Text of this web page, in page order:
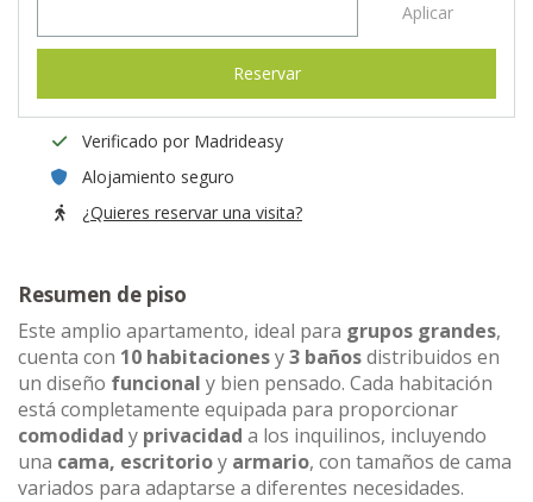
Aplicar
Reservar
Verificado por Madrideasy
Alojamiento seguro
¿Quieres reservar una visita?
Resumen de piso
Este amplio apartamento, ideal para grupos grandes,
cuenta con 10 habitacionesy3 bañosdistribuidos en
un diseño funcional y bien pensado. Cada habitación
está completamente equipada para proporcionar
comodidad y privacidad a los inquilinos, incluyendo
una cama, escritorioy armario, con tamaños de cama
variados para adaptarse a diferentes necesidades.